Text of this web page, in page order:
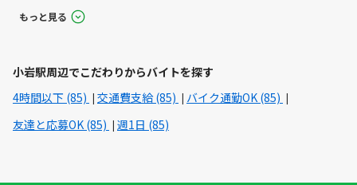
もっと見る
小岩駅周辺でこだわりからバイトを探す
4時間以下 (85)
交通費支給 (85)
バイク通勤OK (85)
友達と応募OK (85)
週1日 (85)